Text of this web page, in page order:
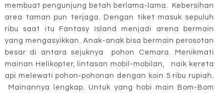
membuat pengunjung betah berlama-lama. Kebersihan
area taman pun terjaga. Dengan tiket masuk sepuluh
ribu saat itu Fantasy Island menjadi arena bermain
yang mengasyikkan. Anak-anak bisa bermain perosotan
besar di antara sejuknya pohon Cemara. Menikmati
mainan Helikopter, lintasan mobil-mobilan, naik kereta
api melewati pohon-pohonan dengan koin 5 ribu rupiah.
Mainannya lengkap. Untuk yang hobi main Bom-Bom